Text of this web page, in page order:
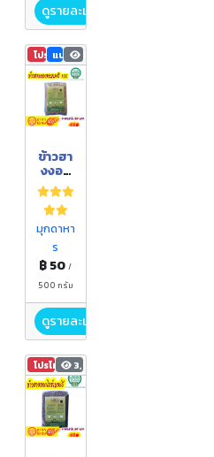
ดูรายละเอียด
โปรโมชัน
แนะนำ 21,310
ข้าวฮา
งงอก
หอม
มะลิ
105
มุกดาหา
ร
฿ 50/
500 กรัม
ดูรายละเอียด
โปรโมชัน 3,731